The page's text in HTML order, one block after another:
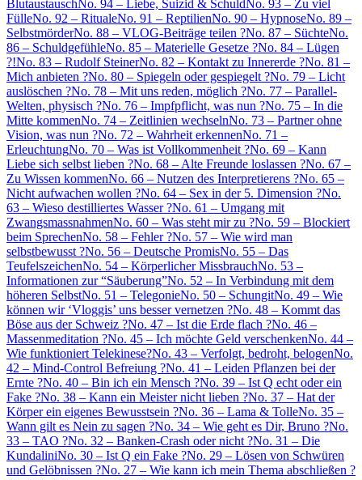
BlutaustauschNo. 94 – Liebe, Suizid & SchuldNo. 93 – Zu viel
FülleNo. 92 – RitualeNo. 91 – ReptilienNo. 90 – HypnoseNo. 89 –
SelbstmörderNo. 88 – VLOG-Beiträge teilen ?No. 87 – SüchteNo.
86 – SchuldgefühleNo. 85 – Materielle Gesetze ?No. 84 – Lügen
?!No. 83 – Rudolf SteinerNo. 82 – Kontakt zu Innererde ?No. 81 –
Mich anbieten ?No. 80 – Spiegeln oder gespiegelt ?No. 79 – Licht
auslöschen ?No. 78 – Mit uns reden, möglich ?No. 77 – Parallel-
Welten, physisch ?No. 76 – Impfpflicht, was nun ?No. 75 – In die
Mitte kommenNo. 74 – Zeitlinien wechselnNo. 73 – Partner ohne
Vision, was nun ?No. 72 – Wahrheit erkennenNo. 71 –
ErleuchtungNo. 70 – Was ist Vollkommenheit ?No. 69 – Kann
Liebe sich selbst lieben ?No. 68 – Alte Freunde loslassen ?No. 67 –
Zu Wissen kommenNo. 66 – Nutzen des Interpretierens ?No. 65 –
Nicht aufwachen wollen ?No. 64 – Sex in der 5. Dimension ?No.
63 – Wieso destilliertes Wasser ?No. 61 – Umgang mit
ZwangsmassnahmenNo. 60 – Was steht mir zu ?No. 59 – Blockiert
beim SprechenNo. 58 – Fehler ?No. 57 – Wie wird man
selbstbewusst ?No. 56 – Deutsche PromisNo. 55 – Das
TeufelszeichenNo. 54 – Körperlicher MissbrauchNo. 53 –
Informationen zur “Säuberung”No. 52 – In Verbindung mit dem
höheren SelbstNo. 51 – TelegonieNo. 50 – SchungitNo. 49 – Wie
können wir ‘Vloggis’ uns besser vernetzen ?No. 48 – Kommt das
Böse aus der Schweiz ?No. 47 – Ist die Erde flach ?No. 46 –
Massenmeditation ?No. 45 – Ich möchte Geld verschenkenNo. 44 –
Wie funktioniert Telekinese?No. 43 – Verfolgt, bedroht, belogenNo.
42 – Mind-Control Befreiung ?No. 41 – Leiden Pflanzen bei der
Ernte ?No. 40 – Bin ich ein Mensch ?No. 39 – Ist Q echt oder ein
Fake ?No. 38 – Kann ein Meister nicht lieben ?No. 37 – Hat der
Körper ein eigenes Bewusstsein ?No. 36 – Lama & TolleNo. 35 –
Wann gilt es Nein zu sagen ?No. 34 – Wie geht es Dir, Bruno ?No.
33 – TAO ?No. 32 – Banken-Crash oder nicht ?No. 31 – Die
KundaliniNo. 30 – Ist Q ein Fake ?No. 29 – Lösen von Schwüren
und Gelöbnissen ?No. 27 – Wie kann ich mein Thema abschließen ?